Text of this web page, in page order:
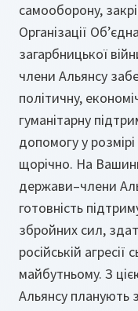
самооборону,
Організації
загарбницької
члени Альянсу
політичну,
гуманітарну
допомогу у
щорічно. На
держави–члени
готовність
збройних сил,
російській агресії
майбутньому. З
Альянсу планують